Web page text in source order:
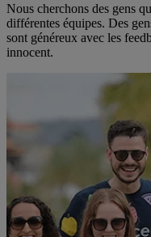
Nous cherchons des gens
différentes équipes. Des
sont généreux avec les
innocent.